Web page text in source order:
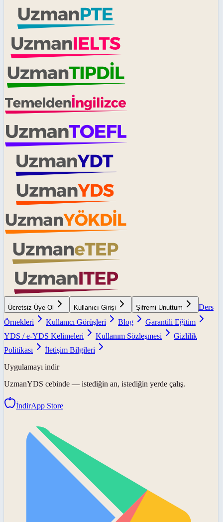
Ücretsiz Üye Ol Kullanıcı Girişi Şifremi Unuttum
Ders
Örnekleri
Kullanıcı Görüşleri Blog
Garantili Eğitim
YDS / e-YDS Kelimeleri
Kullanım Sözleşmesi
Gizlilik
Politikası
İletişim Bilgileri
Uygulamayı indir
UzmanYDS cebinde — istediğin an, istediğin yerde çalış.
İndirApp Store